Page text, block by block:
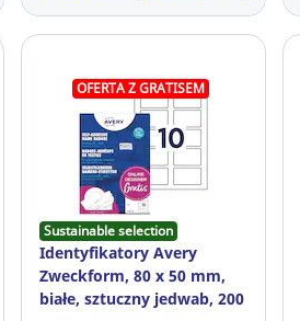
OFERTA Z GRATISEM
Sustainable selection
Identyfikatory Avery
Zweckform, 80 x 50 mm,
białe, sztuczny jedwab, 200